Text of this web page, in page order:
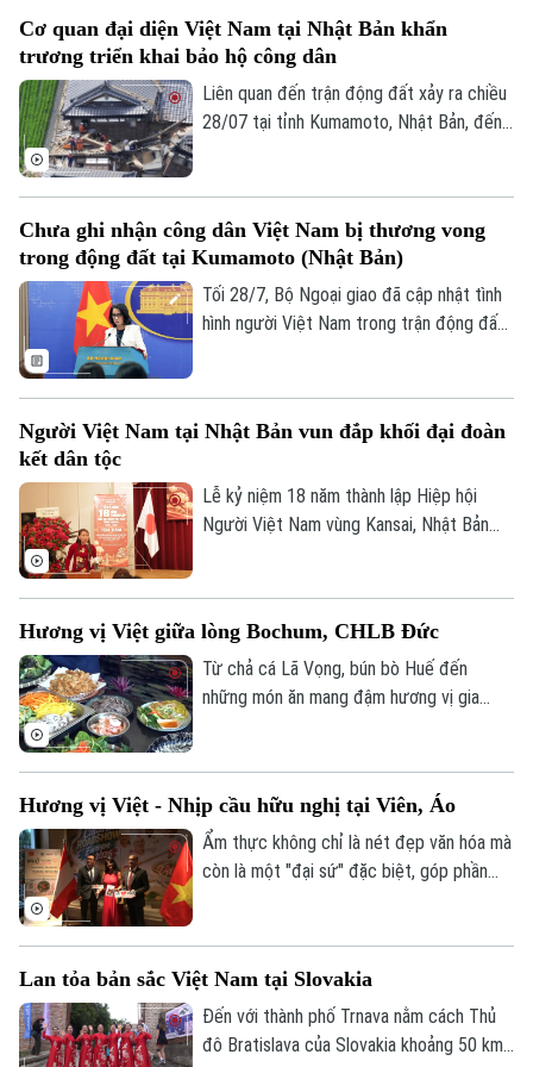
Theo dõi Hà Nội On
Đánh giá
Di tích
Dinh dưỡng
Tư vấn sức khỏe
Thể thao
Bóng đá
Quần vợt
Golf
Giải trí
Tin tức
Điện ảnh
Thời trang
Âm nhạc
Đã phát sóng
mùa giải năm nay là lần đầu tiên đưa nội
dung gìn giữ tiếng Việt và bản sắc văn
hóa dân tộc vào hệ thống các phần thi.
Cơ quan đại diện Việt Nam tại Nhật Bản khẩn
trương triển khai bảo hộ công dân
Liên quan đến trận động đất xảy ra chiều
28/07 tại tỉnh Kumamoto, Nhật Bản, đến
được thông tin, các cơ quan đại diện Việt
Nam đã phối hợp với các cơ quan chức
năng sở tại để xác minh thông tin và triển
khai các biện pháp bảo hộ công dân.
Chưa ghi nhận công dân Việt Nam bị thương vong
trong động đất tại Kumamoto (Nhật Bản)
Tối 28/7, Bộ Ngoại giao đã cập nhật tình
hình người Việt Nam trong trận động đất
Người Việt Nam tại Nhật Bản vun đắp khối đại đoàn
kết dân tộc
Lễ kỷ niệm 18 năm thành lập Hiệp hội
Người Việt Nam vùng Kansai, Nhật Bản
Hương vị Việt giữa lòng Bochum, CHLB Đức
Từ chả cá Lã Vọng, bún bò Huế đến
những món ăn mang đậm hương vị gia
Hương vị Việt - Nhịp cầu hữu nghị tại Viên, Áo
Ẩm thực không chỉ là nét đẹp văn hóa mà
còn là một "đại sứ" đặc biệt, góp phần
truyền thống của Việt Nam đến với đông
đảo bạn bè quốc tế, góp phần lan tỏa hình
ảnh đất nước và con người Việt Nam.
Lan tỏa bản sắc Việt Nam tại Slovakia
Đến với thành phố Trnava nằm cách Thủ
đô Bratislava của Slovakia khoảng 50 km